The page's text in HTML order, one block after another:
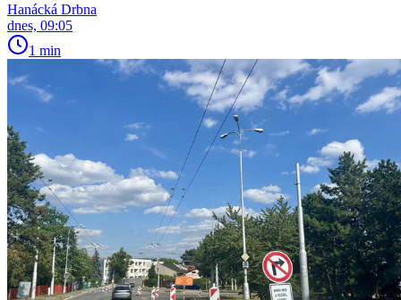
Hanácká Drbna
dnes, 09:05
1 min